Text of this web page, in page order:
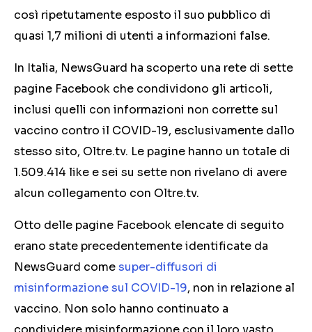
così ripetutamente esposto il suo pubblico di
quasi 1,7 milioni di utenti a informazioni false.
In Italia, NewsGuard ha scoperto una rete di sette
pagine Facebook che condividono gli articoli,
inclusi quelli con informazioni non corrette sul
vaccino contro il COVID-19, esclusivamente dallo
stesso sito, Oltre.tv. Le pagine hanno un totale di
1.509.414 like e sei su sette non rivelano di avere
alcun collegamento con Oltre.tv.
Otto delle pagine Facebook elencate di seguito
erano state precedentemente identificate da
NewsGuard comesuper-diffusori di
misinformazione sul COVID-19, non in relazione al
vaccino. Non solo hanno continuato a